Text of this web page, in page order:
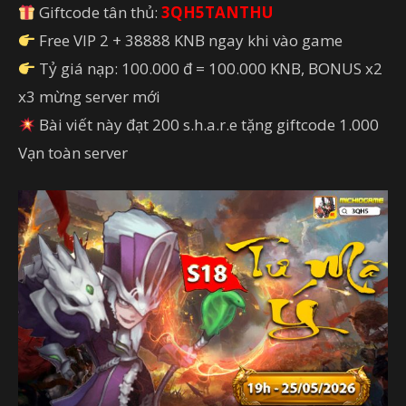
Giftcode tân thủ:3QH5TANTHU
Free VIP 2 + 38888 KNB ngay khi vào game
Tỷ giá nạp: 100.000 đ = 100.000 KNB, BONUS x2
x3 mừng server mới
Bài viết này đạt 200 s.h.a.r.e tặng giftcode 1.000
Vạn toàn server